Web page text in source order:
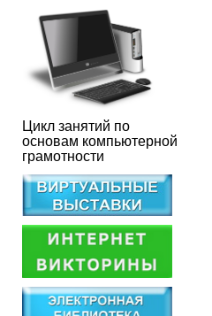
Цикл занятий по
основам компьютерной
грамотности